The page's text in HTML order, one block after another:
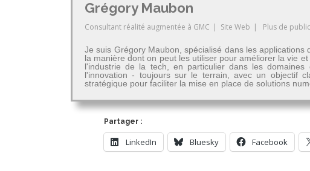
Grégory Maubon
Consultant réalité augmentée à GMC | Site Web | Plus de
Je suis Grégory Maubon, spécialisé dans les
la manière dont on peut les utiliser pour améliorer la vie
l'industrie de la tech, en particulier dans les
l'innovation - toujours sur le terrain, avec un objectif
stratégique pour faciliter la mise en place de solutions
Partager :
LinkedIn Bluesky Facebook